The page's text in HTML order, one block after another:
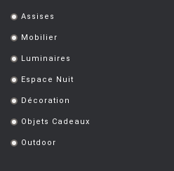
. Assises
. Mobilier
. Luminaires
. Espace Nuit
. Décoration
. Objets Cadeaux
. Outdoor